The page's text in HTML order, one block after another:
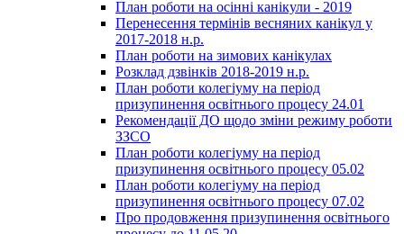
План роботи на осінні канікули - 2019
Перенесення термінів весняних канікул у
2017-2018 н.р.
План роботи на зимових канікулах
Розклад дзвінків 2018-2019 н.р.
План роботи колегіуму на період
призупинення освітнього процесу 24.01
Рекомендації ДО щодо зміни режиму роботи
ЗЗСО
План роботи колегіуму на період
призупинення освітнього процесу 05.02
План роботи колегіуму на період
призупинення освітнього процесу 07.02
Про продовження призупинення освітнього